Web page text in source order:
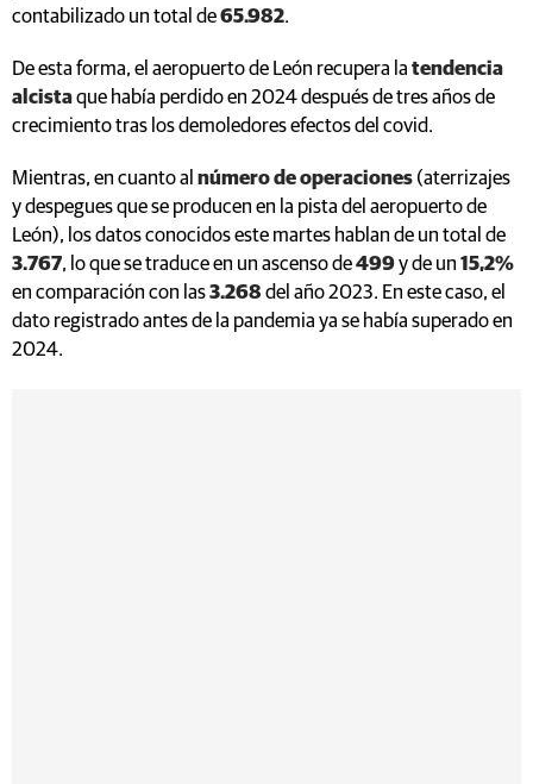
contabilizado un total de65.982.
De esta forma, el aeropuerto de León recupera la tendencia
alcistaque había perdido en 2024 después de tres años de
crecimiento tras los demoledores efectos del covid.
Mientras, en cuanto al número de operaciones (aterrizajes
y despegues que se producen en la pista del aeropuerto de
León), los datos conocidos este martes hablan de un total de
3.767, lo que se traduce en un ascenso de499y de un 15,2%
en comparación con las3.268 del año 2023. En este caso, el
dato registrado antes de la pandemia ya se había superado en
2024.